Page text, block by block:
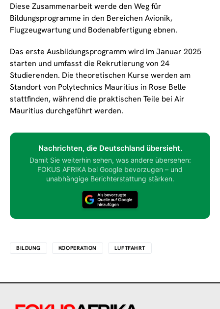
Diese Zusammenarbeit werde den Weg für
Bildungsprogramme in den Bereichen Avionik,
Flugzeugwartung und Bodenabfertigung ebnen.
Das erste Ausbildungsprogramm wird im Januar 2025
starten und umfasst die Rekrutierung von 24
Studierenden. Die theoretischen Kurse werden am
Standort von Polytechnics Mauritius in Rose Belle
stattfinden, während die praktischen Teile bei Air
Mauritius durchgeführt werden.
Nachrichten, die Deutschland übersieht.
Damit Sie weiterhin sehen, was andere übersehen:
FOKUS AFRIKA bei Google bevorzugen – und
unabhängige Berichterstattung stärken.
BILDUNG KOOPERATION LUFTFAHRT